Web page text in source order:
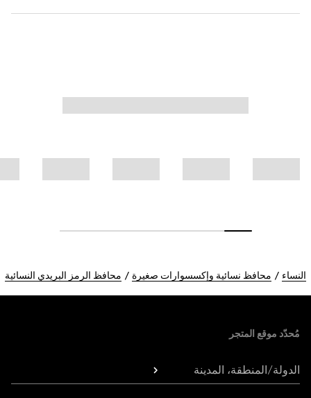
النساء محافظ نسائية وإكسسوارات صغيرة محافظ الرمز البريدي النسائية
مُحدّد موقع المتجر
الدولة/المنطقة، المدينة